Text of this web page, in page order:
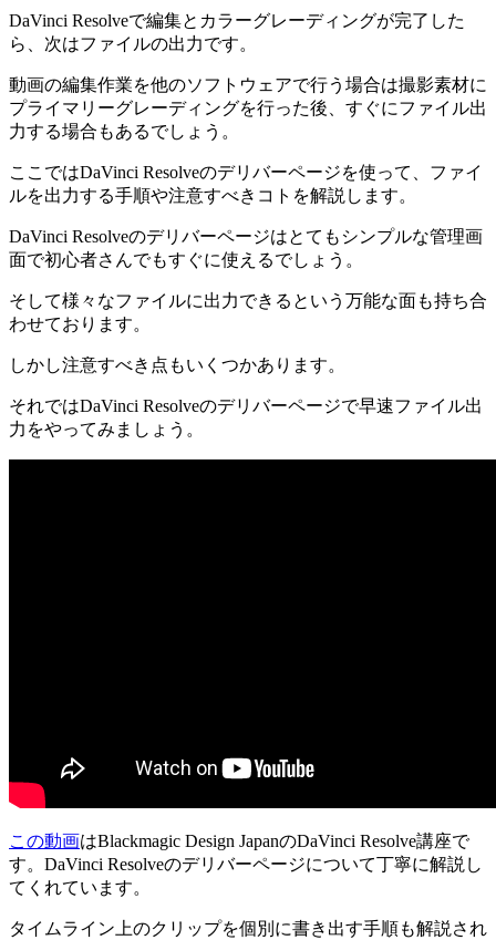
DaVinci Resolveで編集とカラーグレーディングが完了した
ら、次はファイルの出力です。
動画の編集作業を他のソフトウェアで行う場合は撮影素材に
プライマリーグレーディングを行った後、すぐにファイル出
力する場合もあるでしょう。
ここではDaVinci Resolveのデリバーページを使って、ファイ
ルを出力する手順や注意すべきコトを解説します。
DaVinci Resolveのデリバーページはとてもシンプルな管理画
面で初心者さんでもすぐに使えるでしょう。
そして様々なファイルに出力できるという万能な面も持ち合
わせております。
しかし注意すべき点もいくつかあります。
それではDaVinci Resolveのデリバーページで早速ファイル出
力をやってみましょう。
この動画はBlackmagic Design JapanのDaVinci Resolve講座で
す。DaVinci Resolveのデリバーページについて丁寧に解説し
てくれています。
タイムライン上のクリップを個別に書き出す手順も解説され